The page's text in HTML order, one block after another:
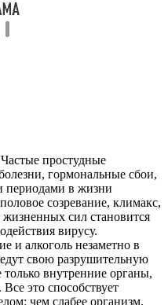
простудные
гормональные сбои,
периодами в жизни
созревание, климакс,
сил становится
вирусу.
и алкоголь незаметно в
свою разрушительную
внутренние органы,
это способствует
чем слабее организм,